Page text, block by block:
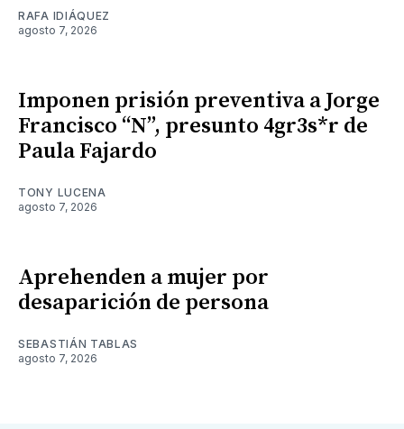
RAFA IDIÁQUEZ
agosto 7, 2026
Imponen prisión preventiva a Jorge
Francisco “N”, presunto 4gr3s*r de
Paula Fajardo
TONY LUCENA
agosto 7, 2026
Aprehenden a mujer por
desaparición de persona
SEBASTIÁN TABLAS
agosto 7, 2026